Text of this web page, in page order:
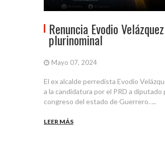
Renuncia Evodio
plurinominal
Mayo 07, 2024
El ex alcalde perredista Evodio
a la candidatura por el PRD a diputado
congreso del estado de Guerrero. ...
LEER MÁS